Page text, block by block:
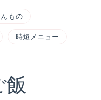
んもの
時短メニュー
飯